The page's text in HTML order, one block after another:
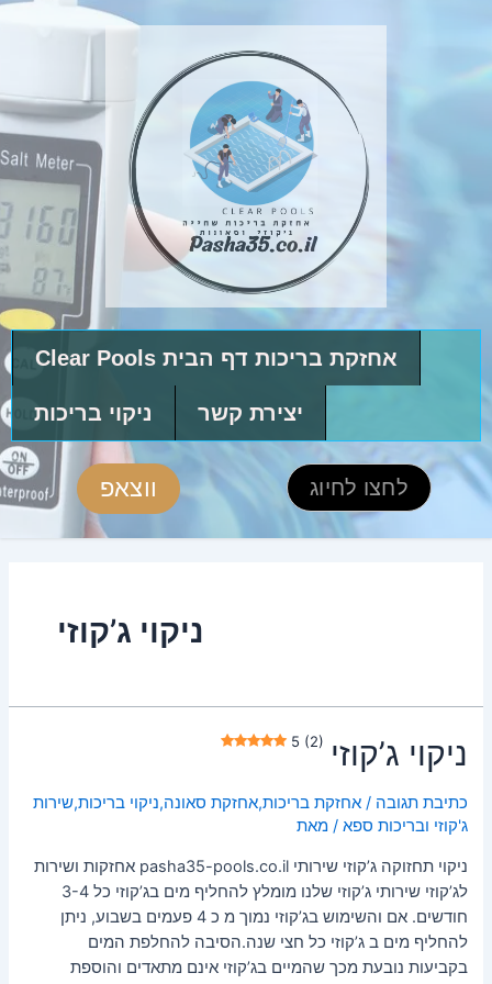
אחזקת בריכות דף הבית Clear Pools
ניקוי בריכות יצירת קשר
לחצו לחיוג ווצאפ
ניקוי ג’קוזי
ג’קוזי 5 (2)
תגובה /אחזקת בריכות,אחזקת סאונה,ניקוי בריכות,שירות
ספא/ מאת
ניקוי תחזוקה ג’קוזי שירותי pasha35-pools.co.il אחזקות ושירות
לג’קוזי שירותי ג’קוזי שלנו מומלץ להחליף מים בג’קוזי כל 3-4
חודשים. אם והשימוש בג’קוזי נמוך מ כ 4 פעמים בשבוע, ניתן
מים ב ג’קוזי כל חצי שנה.הסיבה להחלפת המים
נובעת מכך שהמיים בג’קוזי אינם מתאדים והוספת